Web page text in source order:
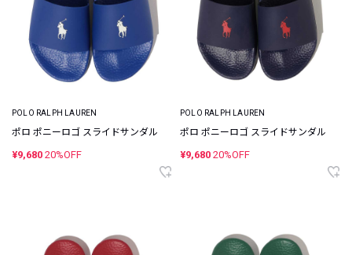
POLO RALPH LAUREN
ポロ ポニーロゴ スライドサンダル
¥9,680 20%OFF
POLO RALPH LAUREN
ポロ ポニーロゴ スライドサンダル
¥9,680 20%OFF